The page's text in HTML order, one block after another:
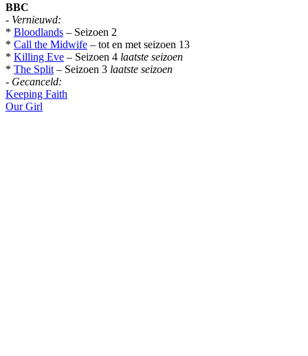
BBC
- Vernieuwd:
* Bloodlands – Seizoen 2
* Call the Midwife – tot en met seizoen 13
* Killing Eve – Seizoen 4 laatste seizoen
* The Split – Seizoen 3 laatste seizoen
- Gecanceld:
Keeping Faith
Our Girl